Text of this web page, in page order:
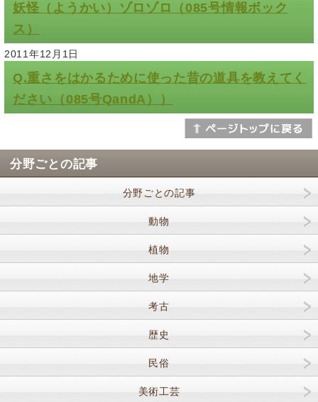
妖怪（ようかい）ゾロゾロ（085号情報ボック
ス）
2011年12月1日
Q.重さをはかるために使った昔の道具を教えてく
ださい（085号QandA））
分野ごとの記事
分野ごとの記事
動物
植物
地学
考古
歴史
民俗
美術工芸